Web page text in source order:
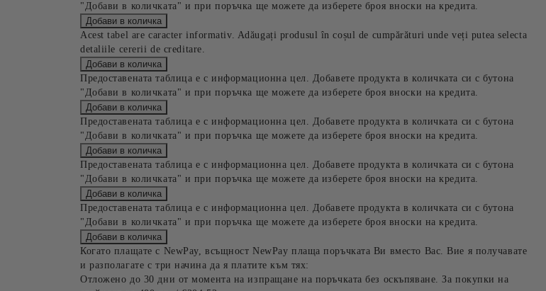
"Добави в количката" и при поръчка ще можете да изберете броя вноски на кредита.
Acest tabel are caracter informativ. Adăugați produsul în coșul de cumpărături unde veți putea selecta
detaliile cererii de creditare.
Предоставената таблица е с информационна цел. Добавете продукта в количката си с бутона
"Добави в количката" и при поръчка ще можете да изберете броя вноски на кредита.
Предоставената таблица е с информационна цел. Добавете продукта в количката си с бутона
"Добави в количката" и при поръчка ще можете да изберете броя вноски на кредита.
Предоставената таблица е с информационна цел. Добавете продукта в количката си с бутона
"Добави в количката" и при поръчка ще можете да изберете броя вноски на кредита.
Предоставената таблица е с информационна цел. Добавете продукта в количката си с бутона
"Добави в количката" и при поръчка ще можете да изберете броя вноски на кредита.
Когато плащате с NewPay, всъщност NewPay плаща поръчката Ви вместо Вас. Вие я получавате
и разполагате с три начина да я платите към тях:
Отложено до 30 дни от момента на изпращане на поръчката без оскъпяване. За покупки на